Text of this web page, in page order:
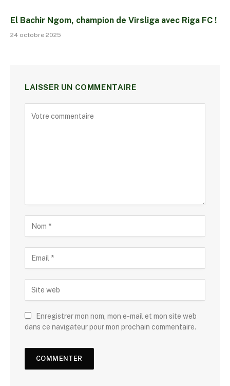
El Bachir Ngom, champion de Virsliga avec Riga FC !
24 octobre 2025
LAISSER UN COMMENTAIRE
Enregistrer mon nom, mon e-mail et mon site web
dans ce navigateur pour mon prochain commentaire.